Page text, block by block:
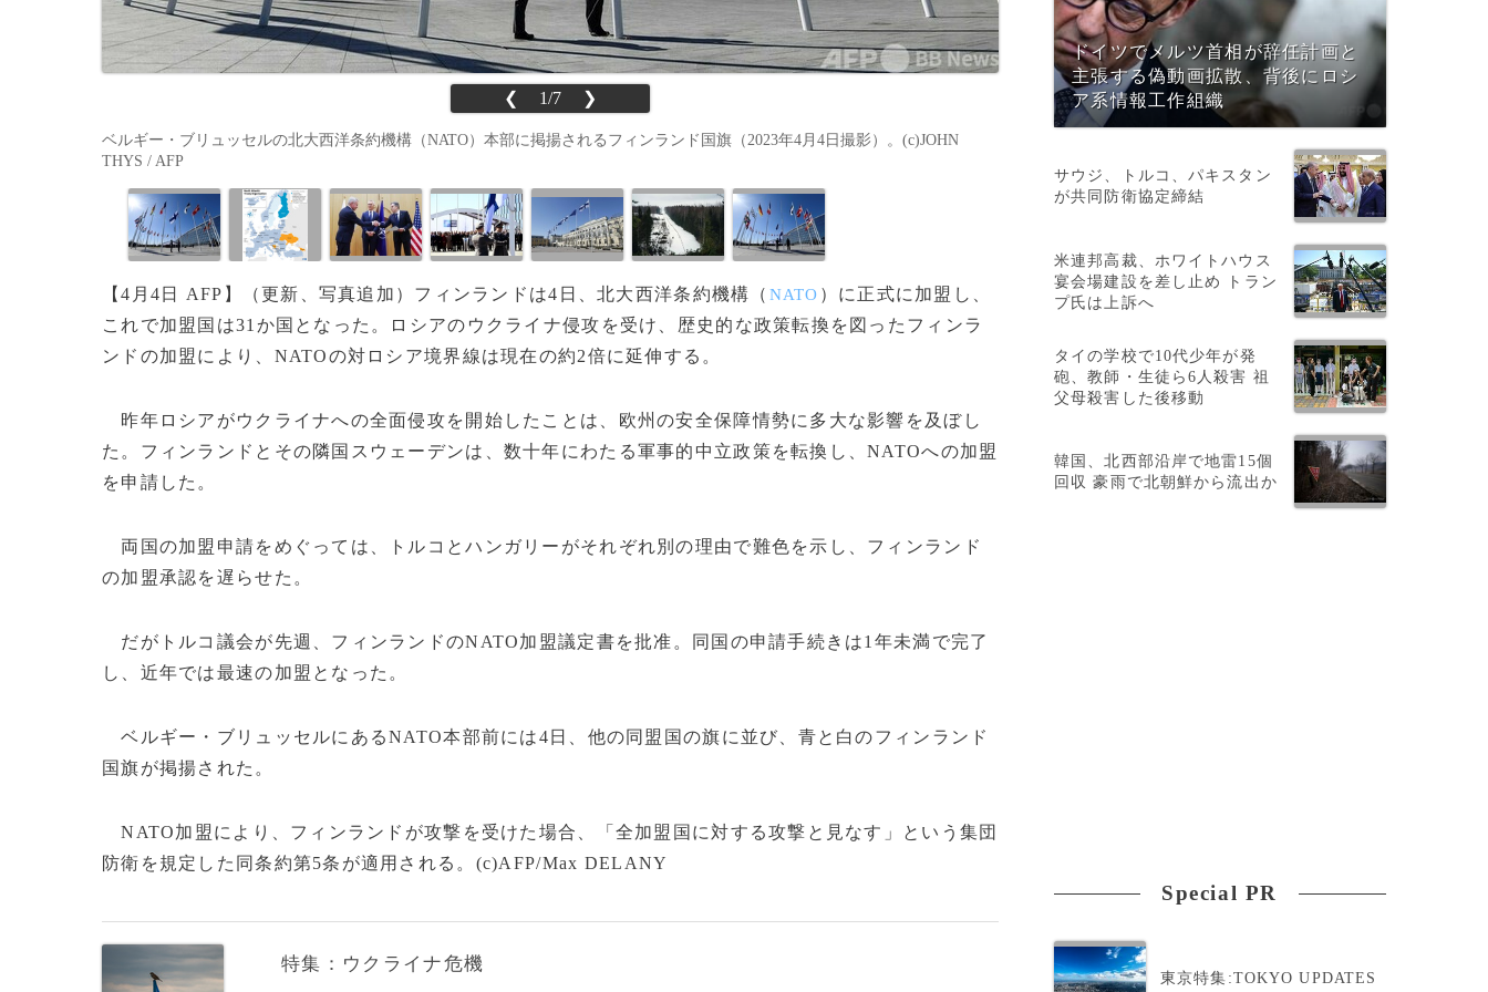
❮ 1/7 ❯
ベルギー・ブリュッセルの北大西洋条約機構（NATO）本部に掲揚されるフィンランド国旗（2023年4月4日撮影）。(c)JOHN
THYS / AFP
【4月4日 AFP】（更新、写真追加）フィンランドは4日、北大西洋条約機構（ NATO ）に正式に加盟し、
これで加盟国は31か国となった。ロシアのウクライナ侵攻を受け、歴史的な政策転換を図ったフィンラ
ンドの加盟により、NATOの対ロシア境界線は現在の約2倍に延伸する。
昨年ロシアがウクライナへの全面侵攻を開始したことは、欧州の安全保障情勢に多大な影響を及ぼし
た。フィンランドとその隣国スウェーデンは、数十年にわたる軍事的中立政策を転換し、NATOへの加盟
を申請した。
両国の加盟申請をめぐっては、トルコとハンガリーがそれぞれ別の理由で難色を示し、フィンランド
の加盟承認を遅らせた。
だがトルコ議会が先週、フィンランドのNATO加盟議定書を批准。同国の申請手続きは1年未満で完了
し、近年では最速の加盟となった。
ベルギー・ブリュッセルにあるNATO本部前には4日、他の同盟国の旗に並び、青と白のフィンランド
国旗が掲揚された。
NATO加盟により、フィンランドが攻撃を受けた場合、「全加盟国に対する攻撃と見なす」という集団
防衛を規定した同条約第5条が適用される。(c)AFP/Max DELANY
特集：ウクライナ危機
ドイツでメルツ首相が辞任計画と
主張する偽動画拡散、背後にロシ
ア系情報工作組織
サウジ、トルコ、パキスタン
が共同防衛協定締結
米連邦高裁、ホワイトハウス
宴会場建設を差し止め トラン
プ氏は上訴へ
タイの学校で10代少年が発
砲、教師・生徒ら6人殺害 祖
父母殺害した後移動
韓国、北西部沿岸で地雷15個
回収 豪雨で北朝鮮から流出か
Special PR
東京特集:TOKYO UPDATES